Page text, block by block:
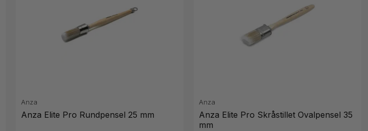
Anza
Anza Elite Pro Rundpensel 25 mm
Anza
Anza Elite Pro Skråstillet Ovalpensel 35
mm